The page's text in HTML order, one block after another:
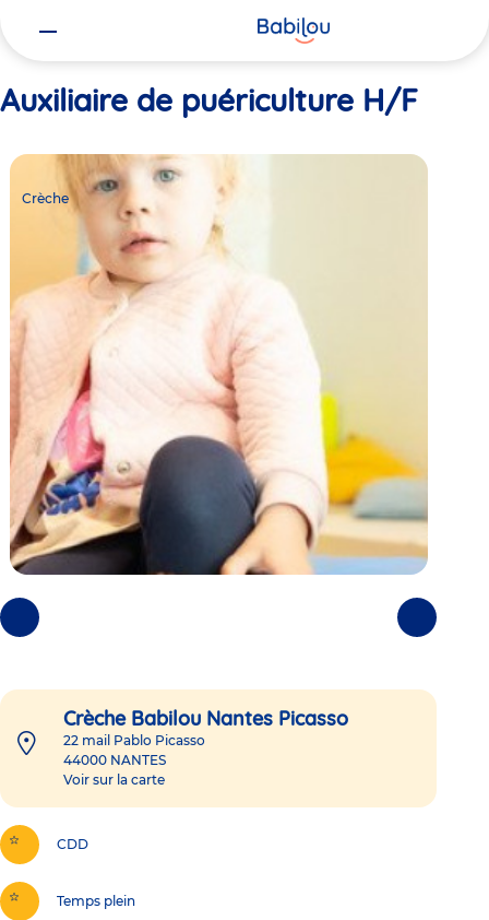
Auxiliaire de puériculture H/F
Crèche
Babilou
Nantes
Picasso
Crèche
Photos
précédentes
Photos
suivantes
Crèche Babilou Nantes Picasso
22 mail Pablo Picasso
44000 NANTES
Voir sur la carte
CDD
Temps plein